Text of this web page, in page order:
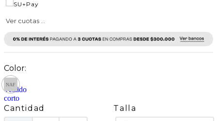
Ver cuotas ...
Cantidad Talla